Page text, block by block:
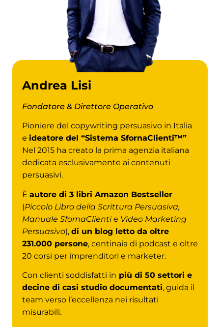
Andrea Lisi
Fondatore & Direttore Operativo
Pioniere del copywriting persuasivo in Italia
e ideatore del “Sistema SfornaClienti™”
Nel 2015 ha creato la prima agenzia italiana
dedicata esclusivamente ai contenuti
persuasivi.
È autore di 3 libri Amazon Bestseller
(Piccolo Libro della Scrittura Persuasiva,
Manuale SfornaClientie Video Marketing
Persuasivo), di un blog letto da oltre
231.000 persone, centinaia di podcast e oltre
20 corsi per imprenditori e marketer.
Con clienti soddisfatti in più di 50 settori e
decine di casi studio documentati, guida il
team verso l’eccellenza nei risultati
misurabili.